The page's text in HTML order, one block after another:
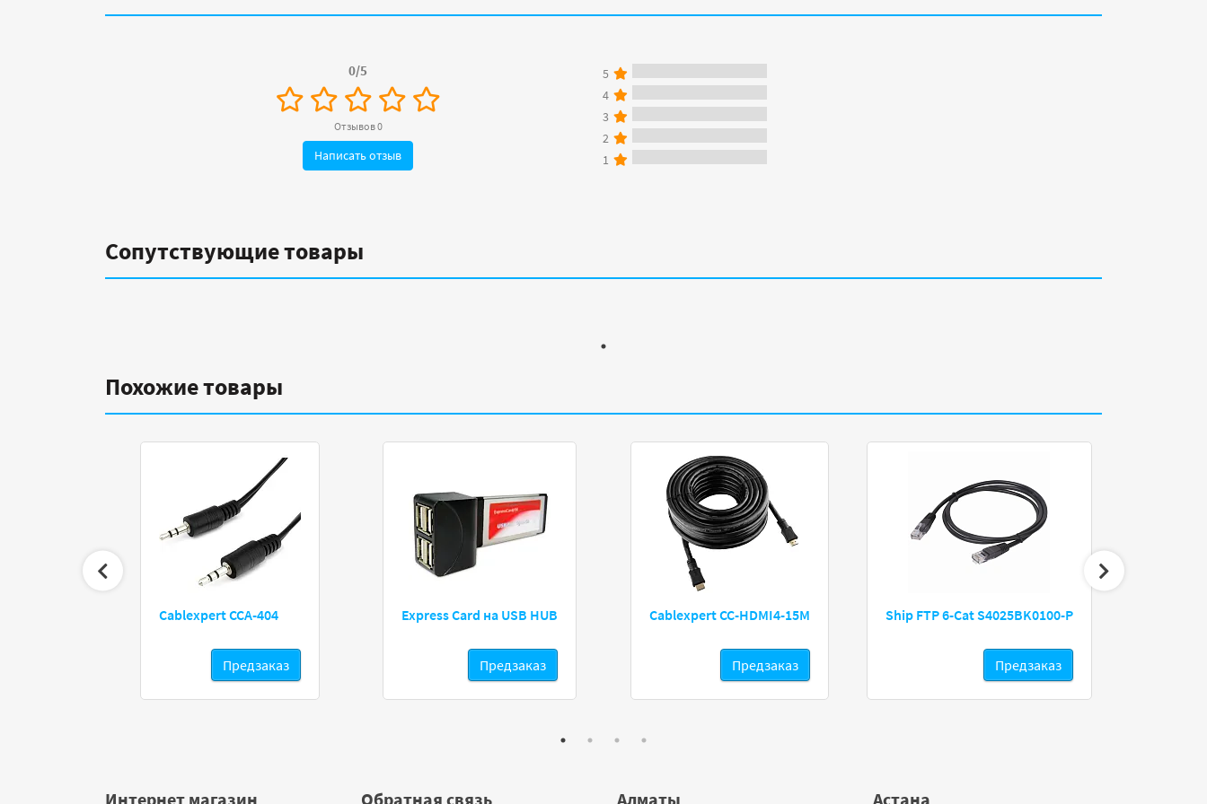
0/5
Отзывов 0
Написать отзыв
5
4
3
2
1
Сопутствующие товары
Похожие товары
Cablexpert CCA-404
Предзаказ
Express Card на USB HUB
Предзаказ
Cablexpert CC-HDMI4-15M
Предзаказ
Ship FTP 6-Cat S4025BK0100-P
Предзаказ
Интернет магазин Обратная связь Алматы Астана